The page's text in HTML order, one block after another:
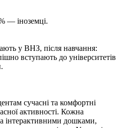
— іноземці.
у ВНЗ, після навчання:
вступають до університетів
сучасні та комфортні
активності. Кожна
інтерактивними дошками,